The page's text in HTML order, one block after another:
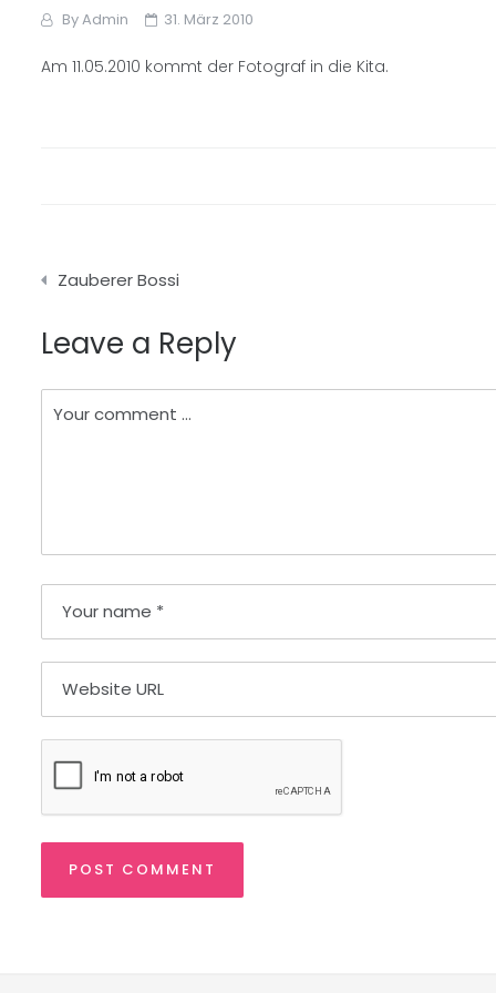
ByAdmin 31. März 2010
Am 11.05.2010 kommt der Fotograf in die Kita.
Beitragsnavigation
Zauberer Bossi
Leave a Reply